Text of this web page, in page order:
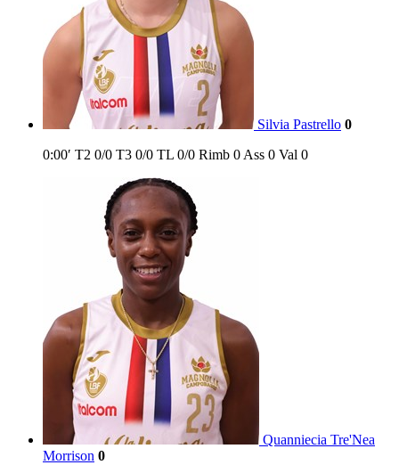
Silvia Pastrello 0
0:00′ T2 0/0 T3 0/0 TL 0/0 Rimb 0 Ass 0 Val 0
Quanniecia Tre'Nea
Morrison 0